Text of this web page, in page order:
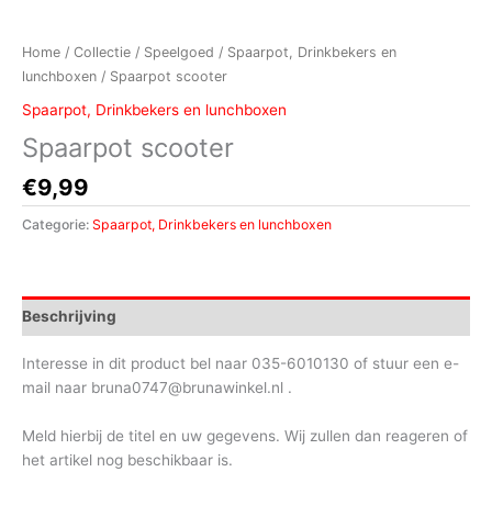
Home / Collectie / Speelgoed / Spaarpot, Drinkbekers en
lunchboxen / Spaarpot scooter
Spaarpot, Drinkbekers en lunchboxen
Spaarpot scooter
€9,99
Categorie: Spaarpot, Drinkbekers en lunchboxen
Beschrijving
Interesse in dit product bel naar 035-6010130 of stuur een e-
mail naar bruna0747@brunawinkel.nl .
Meld hierbij de titel en uw gegevens. Wij zullen dan reageren of
het artikel nog beschikbaar is.